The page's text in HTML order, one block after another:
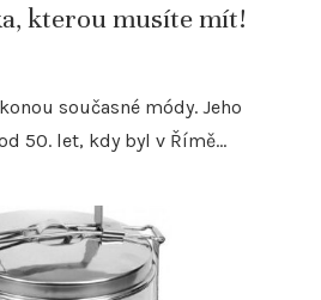
kterou musíte mít!
současné módy. Jeho
50. let, kdy byl v Římě…